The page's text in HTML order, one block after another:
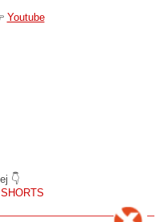
Youtube
👇